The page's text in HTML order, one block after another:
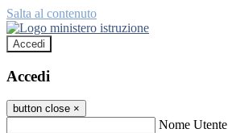
Salta al contenuto
Accedi
Accedi
button close ×
Nome Utente